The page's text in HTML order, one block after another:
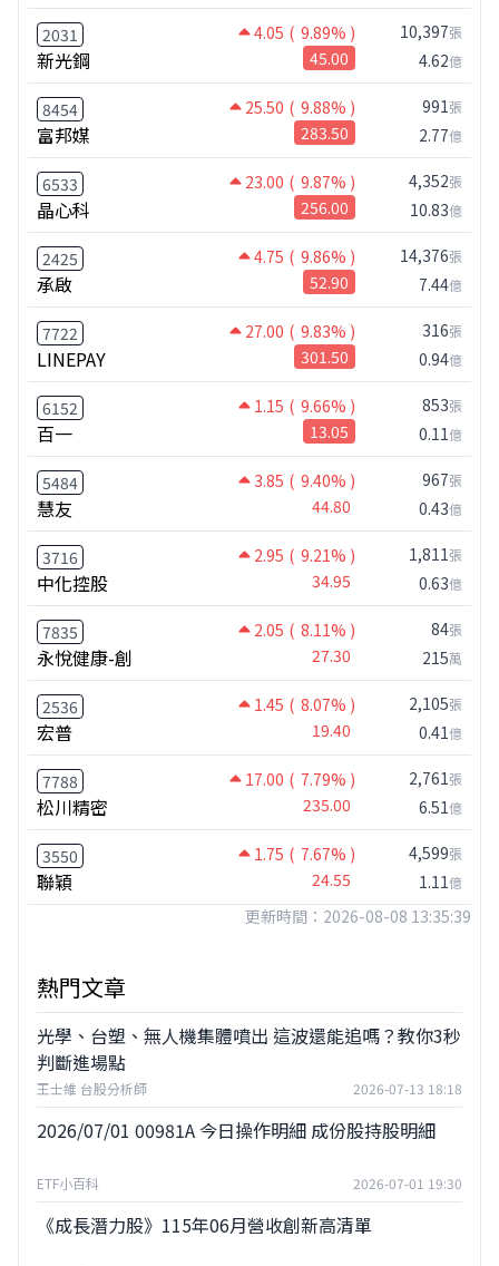
2031 4.05 ( 9.89% )
新光鋼 45.00
10,397張
4.62億
8454 25.50 ( 9.88% )
富邦媒 283.50
991張
2.77億
6533 23.00 ( 9.87% )
晶心科 256.00
4,352張
10.83億
2425 4.75 ( 9.86% )
承啟 52.90
14,376張
7.44億
7722 27.00 ( 9.83% )
LINEPAY 301.50
316張
0.94億
6152 1.15 ( 9.66% )
百一 13.05
853張
0.11億
5484 3.85 ( 9.40% )
慧友 44.80
967張
0.43億
3716 2.95 ( 9.21% )
中化控股 34.95
1,811張
0.63億
7835 2.05 ( 8.11% )
永悅健康-創 27.30
84張
215萬
2536 1.45 ( 8.07% )
宏普 19.40
2,105張
0.41億
7788 17.00 ( 7.79% )
松川精密 235.00
2,761張
6.51億
3550 1.75 ( 7.67% )
聯穎 24.55
4,599張
1.11億
更新時間：2026-08-08 13:35:39
熱門文章
光學、台塑、無人機集體噴出 這波還能追嗎？教你3秒
判斷進場點
王士維 台股分析師 2026-07-13 18:18
2026/07/01 00981A 今日操作明細 成份股持股明細
ETF小百科 2026-07-01 19:30
《成長潛力股》115年06月營收創新高清單